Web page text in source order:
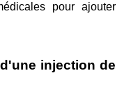
pour ajouter
injection de